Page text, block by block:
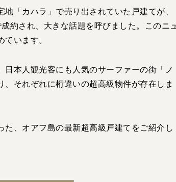
「カハラ」で売り出されていた戸建てが、
約され、大きな話題を呼びました。このニュ
います。
本人観光客にも人気のサーファーの街「ノ
それぞれに桁違いの超高級物件が存在しま
、オアフ島の最新超高級戸建てをご紹介し